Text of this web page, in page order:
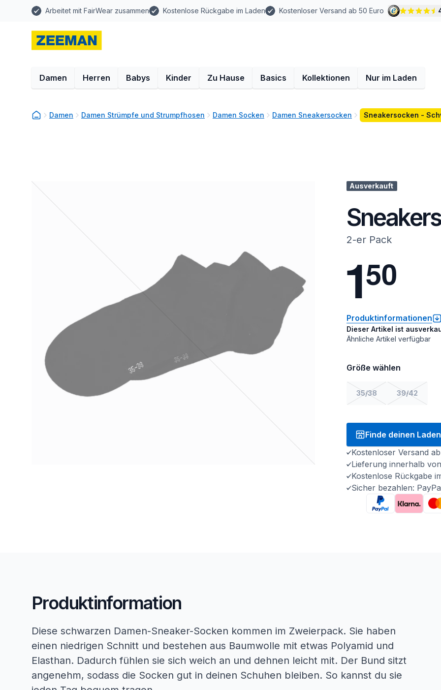
Arbeitet mit FairWear zusammen Kostenlose Rückgabe im Laden Kostenloser Versand ab 50 Euro
Damen Herren Babys Kinder Zu Hause Basics Kollektionen Nur im Laden
Damen Damen Strümpfe und Strumpfhosen Damen Socken Damen Sneakersocken Sneakersocken -
Ausverkauft
2-er Pack
150
Produktinformationen
Dieser Artikel ist
Ähnliche Artikel verfügbar
Größe wählen
35/38 39/42
Finde deinen Laden
Kostenloser Versand
Lieferung innerhalb
Kostenlose Rückgabe
Sicher bezahlen:
Produktinformation
Diese schwarzen Damen-Sneaker-Socken kommen im Zweierpack. Sie haben
einen niedrigen Schnitt und bestehen aus Baumwolle mit etwas Polyamid und
Elasthan. Dadurch fühlen sie sich weich an und dehnen leicht mit. Der Bund sitzt
angenehm, sodass die Socken gut in deinen Schuhen bleiben. So kannst du sie